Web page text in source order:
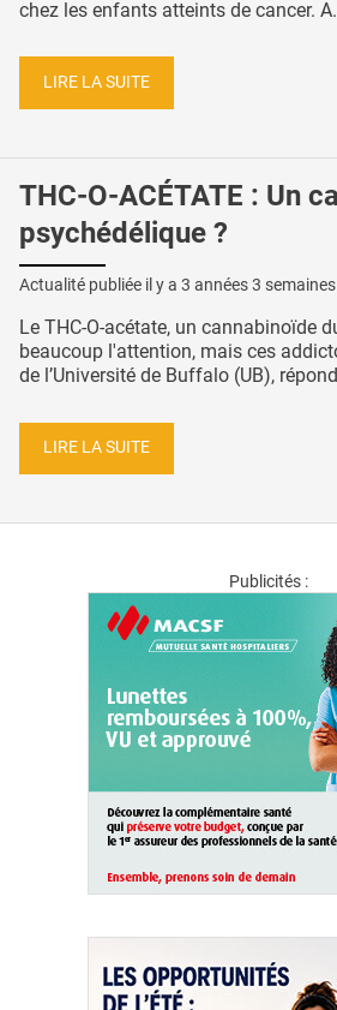
chez les enfants atteints de cancer.
LIRE LA SUITE
THC-O-ACÉTATE : Un
psychédélique ?
Actualité publiée il y a 3 années 3 semaines
Le THC-O-acétate, un cannabinoïde
beaucoup l'attention, mais ces
de l’Université de Buffalo (UB),
LIRE LA SUITE
Publicités :